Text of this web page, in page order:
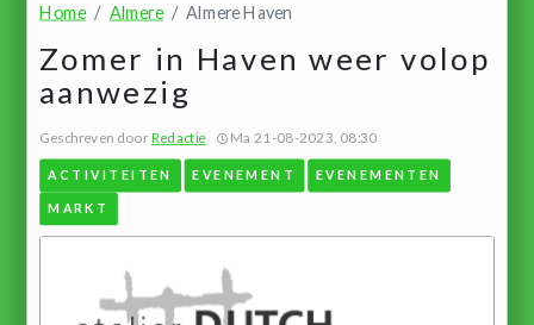
Home Almere Almere Haven
Zomer in Haven weer volop
aanwezig
Geschreven doorRedactie Ma 21-08-2023, 08:30
ACTIVITEITEN EVENEMENT EVENEMENTEN
MARKT